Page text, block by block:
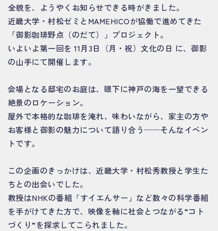
全貌を、ようやくお知らせできる時がきました。
近畿大学・村松ゼミとMAMEHICOが協働で進めてきた
「御影珈琲野点（のだて）」プロジェクト。
いよいよ第一回を 11月3日（月・祝）文化の日 に、御影
の山手にて開催します。
会場となる邸宅のお庭は、眼下に神戸の海を一望できる
絶景のロケーション。
屋外で本格的な珈琲を淹れ、味わいながら、家主の方や
お客様と御影の魅力について語り合う──そんなイベン
トです。
この企画のきっかけは、近畿大学・村松秀教授と学生た
ちとの出会いでした。
教授はNHKの番組「すイエんサー」など数々の科学番組
を手がけてきた方で、映像を軸に社会とつながる“コト
づくり”を探求してこられました。